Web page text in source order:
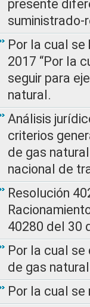
presente
Por la cual se
2017 “Por la
seguir para
natural.
Análisis
criterios
de gas
nacional de
Resolución
40280 del 30
Por la cual
de gas natural
Por la cual se